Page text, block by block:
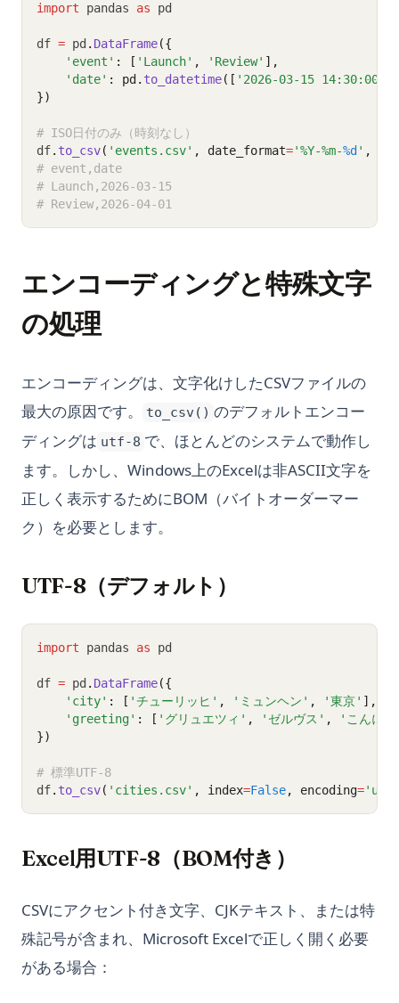
import pandas as pd
df = pd . DataFrame({
'event' : [ 'Launch' , 'Review' ],
'date' : pd. to_datetime([ '2026-03-15 14:30:00'
})
# ISO日付のみ（時刻なし）
df. to_csv( 'events.csv' , date_format='%Y-%m-%d ' ,
# event,date
# Launch,2026-03-15
# Review,2026-04-01
エンコーディングと特殊文字
の処理
エンコーディングは、文字化けしたCSVファイルの
最大の原因です。
to_csv() のデフォルトエンコー
ディングは utf-8 で、ほとんどのシステムで動作し
ます。しかし、Windows上のExcelは非ASCII文字を
正しく表示するためにBOM（バイトオーダーマー
ク）を必要とします。
UTF-8（デフォルト）
import pandas as pd
df = pd . DataFrame({
'city' : [ 'チューリッヒ' , 'ミュンヘン' , '東京' ],
'greeting' : [ 'グリュエツィ' , 'ゼルヴス' ,
'こんに
})
# 標準UTF-8
df. to_csv( 'cities.csv' , index=False, encoding=
Excel用UTF-8（BOM付き）
CSVにアクセント付き文字、CJKテキスト、または特
殊記号が含まれ、Microsoft Excelで正しく開く必要
がある場合：